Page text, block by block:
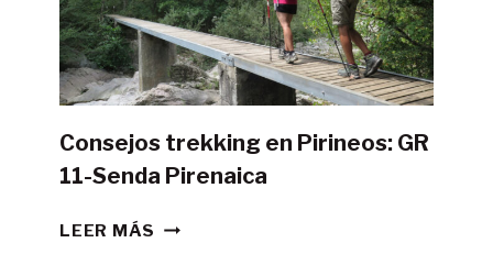
DE
CAMPAÑA?
Consejos trekking en Pirineos: GR
11-Senda Pirenaica
LEER MÁS CONSEJOS